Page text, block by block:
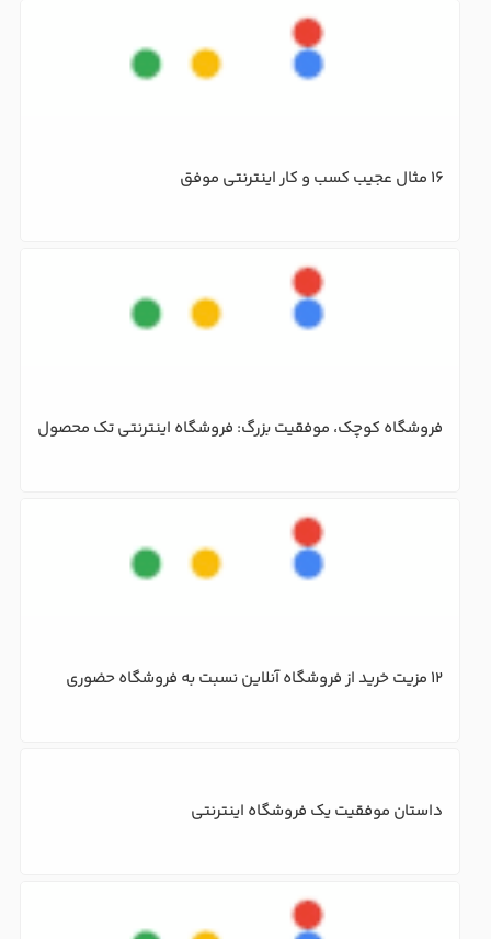
16 مثال عجیب کسب و کار‌ اینترنتی موفق
فروشگاه کوچک، موفقیت بزرگ: فروشگاه اینترنتی تک محصول
12 مزیت خرید از فروشگاه آنلاین نسبت به فروشگاه حضوری